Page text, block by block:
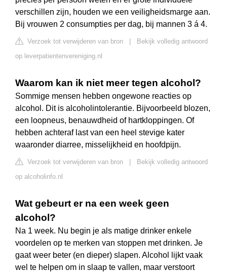
verschillen zijn, houden we een veiligheidsmarge aan.
Bij vrouwen 2 consumpties per dag, bij mannen 3 á 4.
Verzoek tot verwijderen van bron
Bekijk volledig antwoord
op leverpatientenvereniging.nl
Waarom kan ik niet meer tegen alcohol?
Sommige mensen hebben ongewone reacties op
alcohol. Dit is alcoholintolerantie. Bijvoorbeeld blozen,
een loopneus, benauwdheid of hartkloppingen. Of
hebben achteraf last van een heel stevige kater
waaronder diarree, misselijkheid en hoofdpijn.
Verzoek tot verwijderen van bron
Bekijk volledig antwoord
op alcoholinfo.nl
Wat gebeurt er na een week geen
alcohol?
Na 1 week. Nu begin je als matige drinker enkele
voordelen op te merken van stoppen met drinken. Je
gaat weer beter (en dieper) slapen. Alcohol lijkt vaak
wel te helpen om in slaap te vallen, maar verstoort